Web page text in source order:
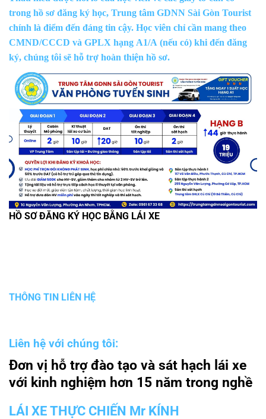
trong hồ sơ đăng ký học, Trung tâm GDNN Sài Gòn Tourist
chính là điểm đến đáng tin cậy. Học viên chỉ cần mang theo
CMND/CCCD và GPLX hạng A1/A (nếu có) khi đến đăng
ký, chúng tôi sẽ hỗ trợ hoàn thiện hồ sơ.
HỒ SƠ ĐĂNG KÝ HỌC BẰNG LÁI XE
THÔNG TIN LIÊN HỆ
Liên hệ với chúng tôi:
Đơn vị hỗ trợ đào tạo và sát hạch lái xe
với kinh nghiệm hơn 15 năm trong nghề
LÁI XE THỰC CHIẾN Mr KÍNH